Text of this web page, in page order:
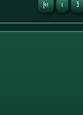
|<< < 3